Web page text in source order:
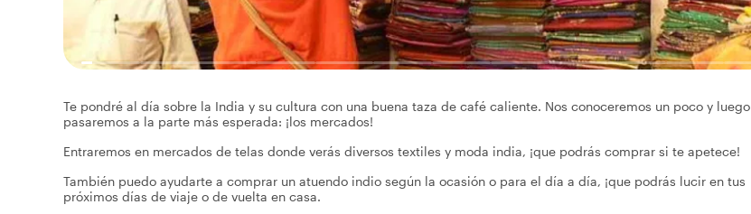
Te pondré al día sobre la India y su cultura con una buena taza de café caliente. Nos conoceremos un poco y luego
pasaremos a la parte más esperada: ¡los mercados!
Entraremos en mercados de telas donde verás diversos textiles y moda india, ¡que podrás comprar si te apetece!
También puedo ayudarte a comprar un atuendo indio según la ocasión o para el día a día, ¡que podrás lucir en tus
próximos días de viaje o de vuelta en casa.